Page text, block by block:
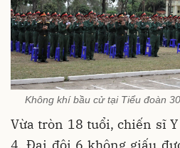
Không khí bầu cử tại Tiểu đoàn
Vừa tròn 18 tuổi, chiến sĩ
4, Đại đội 6 không giấu